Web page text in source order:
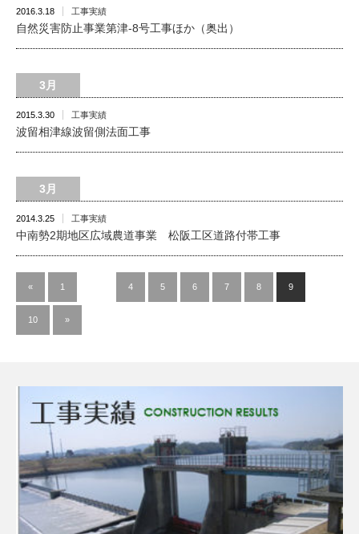
2016.3.18 工事実績
自然災害防止事業第津-8号工事ほか（奥出）
3月
2015.3.30 工事実績
波留相津線波留側法面工事
3月
2014.3.25 工事実績
中南勢2期地区広域農道事業 松阪工区道路付帯工事
« 1 4 5 6 7 8 9
10 »